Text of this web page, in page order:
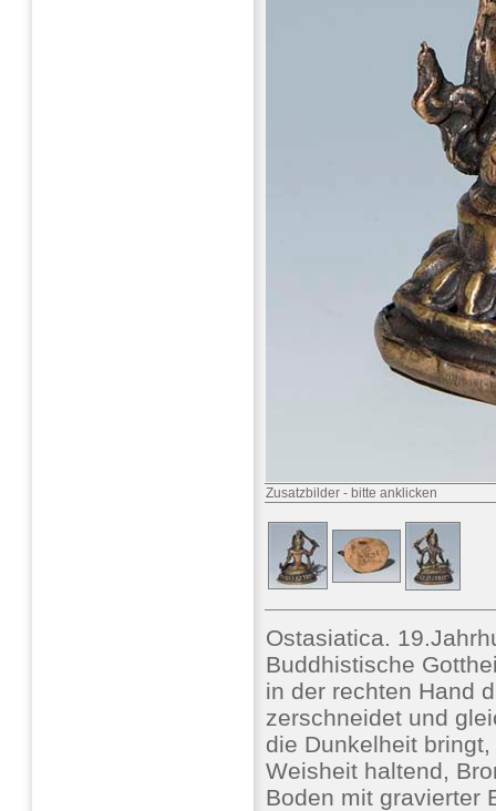
Zusatzbilder - bitte anklicken
Ostasiatica.
Buddhistische
in der rechten Hand
zerschneidet und
die Dunkelheit
Weisheit haltend,
Boden mit gravierter